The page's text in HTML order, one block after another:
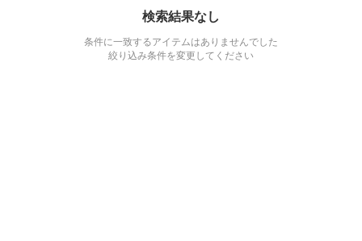
検索結果なし
条件に一致するアイテムはありませんでした
絞り込み条件を変更してください